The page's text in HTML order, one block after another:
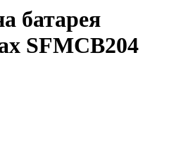
батарея
SFMCB204